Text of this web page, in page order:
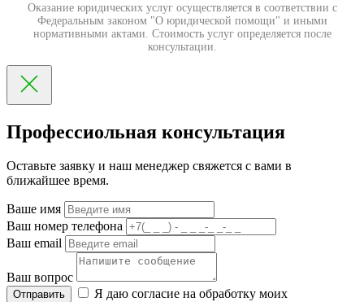
Оказание юридических услуг осуществляется в соответствии с
Федеральным законом "О юридической помощи" и иными
нормативными актами. Стоимость услуг определяется после
консультации.
Профессиольная консультация
Оставьте заявку и наш менеджер свяжется с вами в
ближайшее время.
Ваше имя
Ваш номер телефона
Ваш email
Ваш вопрос
Отправить
Я даю согласие на обработку моих